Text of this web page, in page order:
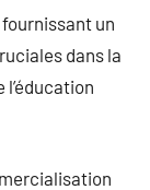
fournissant un
dans la
l’éducation